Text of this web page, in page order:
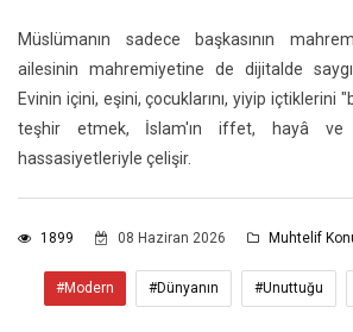
Müslümanın sadece başkasının
ailesinin mahremiyetine de dijitalde
Evinin içini, eşini, çocuklarını, yiyip içtiklerini
teşhir etmek, İslam'ın iffet, hayâ ve
hassasiyetleriyle çelişir.
1899 08 Haziran 2026 Muhtelif
#Modern #Dünyanın #Unuttuğu